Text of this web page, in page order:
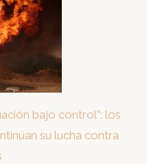
bajo control”: los
su lucha contra